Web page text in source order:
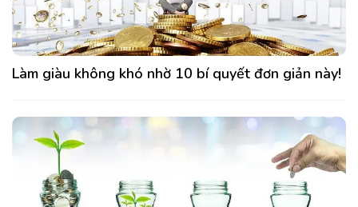
Làm giàu không khó nhờ 10 bí quyết đơn giản này!